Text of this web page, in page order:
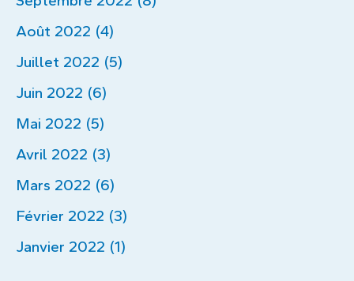
Août 2022 (4)
Juillet 2022 (5)
Juin 2022 (6)
Mai 2022 (5)
Avril 2022 (3)
Mars 2022 (6)
Février 2022 (3)
Janvier 2022 (1)